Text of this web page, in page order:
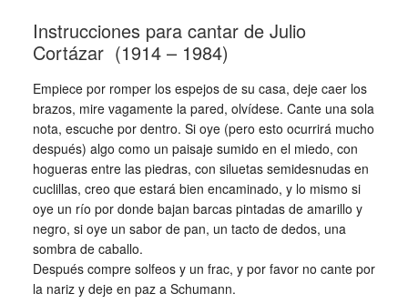
Instrucciones para cantar de Julio
Cortázar (1914 – 1984)
Empiece por romper los espejos de su casa, deje caer los
brazos, mire vagamente la pared, olvídese. Cante una sola
nota, escuche por dentro. Si oye (pero esto ocurrirá mucho
después) algo como un paisaje sumido en el miedo, con
hogueras entre las piedras, con siluetas semidesnudas en
cuclillas, creo que estará bien encaminado, y lo mismo si
oye un río por donde bajan barcas pintadas de amarillo y
negro, si oye un sabor de pan, un tacto de dedos, una
sombra de caballo.
Después compre solfeos y un frac, y por favor no cante por
la nariz y deje en paz a Schumann.